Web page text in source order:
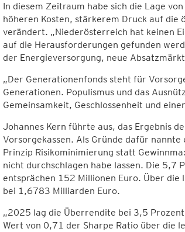
In diesem Zeitraum habe sich die Lage
höheren Kosten, stärkerem Druck auf die
verändert. „Niederösterreich hat keinen
auf die Herausforderungen gefunden
der Energieversorgung, neue
„Der Generationenfonds steht für
Generationen. Populismus und das
Gemeinsamkeit, Geschlossenheit und
Johannes Kern führte aus, das Ergebnis
Vorsorgekassen. Als Gründe dafür
Prinzip Risikominimierung statt
nicht durchschlagen habe lassen. Die 5,7
entsprächen 152 Millionen Euro. Über
bei 1,6783 Milliarden Euro.
„2025 lag die Überrendite bei 3,5
Wert von 0,71 der Sharpe Ratio über die